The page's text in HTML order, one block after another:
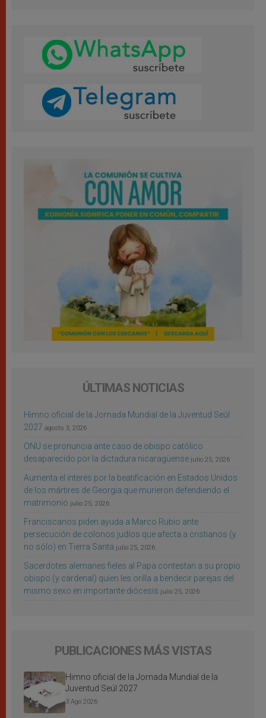
ÚLTIMAS NOTICIAS
Himno oficial de la Jornada Mundial de la Juventud Seúl
2027 agosto 3, 2026
ONU se pronuncia ante caso de obispo católico
desaparecido por la dictadura nicaragüense julio 25, 2026
Aumenta el interés por la beatificación en Estados Unidos
de los mártires de Georgia que murieron defendiendo el
matrimonio julio 25, 2026
Franciscanos piden ayuda a Marco Rubio ante
persecución de colonos judíos que afecta a cristianos (y
no sólo) en Tierra Santa julio 25, 2026
Sacerdotes alemanes fieles al Papa contestan a su propio
obispo (y cardenal) quien les orilla a bendecir parejas del
mismo sexo en importante diócesis julio 25, 2026
PUBLICACIONES MÁS VISTAS
Himno oficial de la Jornada Mundial de la
Juventud Seúl 2027
3 Ago 2026